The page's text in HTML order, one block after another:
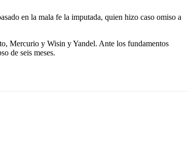
en la mala fe la imputada, quien hizo caso omiso a
Mercurio y Wisin y Yandel. Ante los fundamentos
de seis meses.